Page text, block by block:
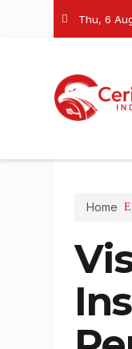
Thu, 6
Home